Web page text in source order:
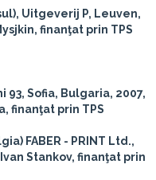
Uitgeverij P, Leuven,
finanţat prin TPS
93, Sofia, Bulgaria, 2007,
finanţat prin TPS
FABER - PRINT Ltd.,
Stankov, finanţat prin